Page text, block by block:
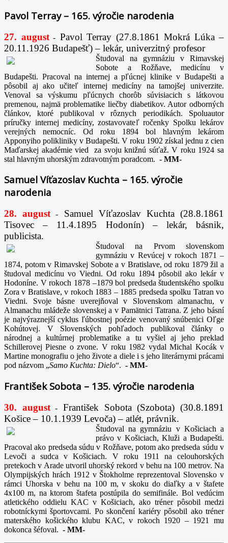
Pavol Terray – 165. výročie narodenia
27. august- Pavol Terray (27.8.1861 Mokrá Lúka –
20.11.1926 Budapešť) – lekár, univerzitný profesor
Študoval na gymnáziu v Rimavskej
Sobote a Rožňave, medicínu v
Budapešti. Pracoval na internej a pľúcnej klinike v Budapešti a
pôsobil aj ako učiteľ internej medicíny na tamojšej univerzite.
Venoval sa výskumu pľúcnych chorôb súvisiacich s látkovou
premenou, najmä problematike liečby diabetikov. Autor odborných
článkov, ktoré publikoval v rôznych periodikách. Spoluautor
príručky internej medicíny, zostavovateľ ročenky Spolku lekárov
verejných nemocníc. Od roku 1894 bol hlavným lekárom
Apponyiho polikliniky v Budapešti. V roku 1902 získal jednu z cien
Maďarskej akadémie vied za svoju knižnú súťaž. V roku 1924 sa
stal hlavným uhorským zdravotným poradcom. - MM-
Samuel Víťazoslav Kuchta – 165. výročie
narodenia
28. august -
Samuel Víťazoslav Kuchta (28.8.1861
Tisovec – 11.4.1895 Hodonín) – lekár, básnik,
publicista.
Študoval na Prvom slovenskom
gymnáziu v Revúcej v rokoch 1871 –
1874, potom v Rimavskej Sobote a v Bratislave, od roku 1879 žil a
študoval medicínu vo Viedni. Od roku 1894 pôsobil ako lekár v
Hodoníne. V rokoch 1878 –1879 bol predseda študentského spolku
Zora v Bratislave, v rokoch 1883 – 1885 predseda spolku Tatran vo
Viedni. Svoje básne uverejňoval v Slovenskom almanachu, v
Almanachu mládeže slovenskej a v Pamätnici Tatrana. Z jeho básní
je najvýraznejší cyklus ľúbostnej poézie venovaný snúbenici Oľge
Kohútovej. V Slovenských pohľadoch publikoval články o
národnej a kultúrnej problematike a tu vyšiel aj jeho preklad
Schillerovej Piesne o zvone. V roku 1982 vydal Michal Kocák v
Martine monografiu o jeho živote a diele i s jeho literárnymi prácami
pod názvom „Samo Kuchta: Dielo“. - MM-
František Sobota – 135. výročie narodenia
30. august-
František Sobota (Szobota) (30.8.1891
Košice – 10.1.1939 Levoča) – atlét, právnik.
Študoval na gymnáziu v Košiciach a
právo v Košiciach, Kluži a Budapešti.
Pracoval ako predseda súdu v Rožňave, potom ako predseda súdu v
Levoči a sudca v Košiciach. V roku 1911 na celouhorských
pretekoch v Arade utvoril uhorský rekord v behu na 100 metrov. Na
Olympijských hrách 1912 v Štokholme reprezentoval Slovensko v
rámci Uhorska v behu na 100 m, v skoku do diaľky a v štafete
4x100 m, na ktorom štafeta postúpila do semifinále. Bol vedúcim
atletického oddielu KAC v Košiciach, ako tréner pôsobil medzi
robotníckymi športovcami. Po skončení kariéry pôsobil ako tréner
materského košického klubu KAC, v rokoch 1920 – 1921 mu
dokonca šéfoval. - MM-